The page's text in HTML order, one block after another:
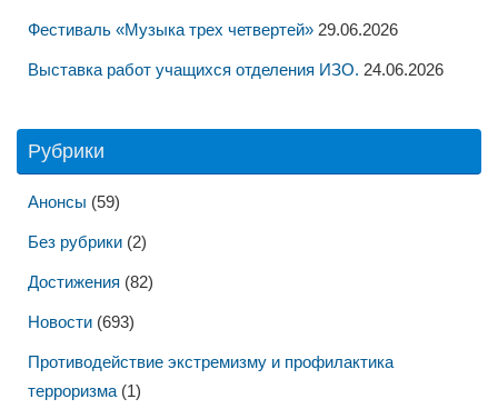
Фестиваль «Музыка трех четвертей» 29.06.2026
Выставка работ учащихся отделения ИЗО. 24.06.2026
Рубрики
Анонсы (59)
Без рубрики (2)
Достижения (82)
Новости (693)
Противодействие экстремизму и профилактика
терроризма (1)